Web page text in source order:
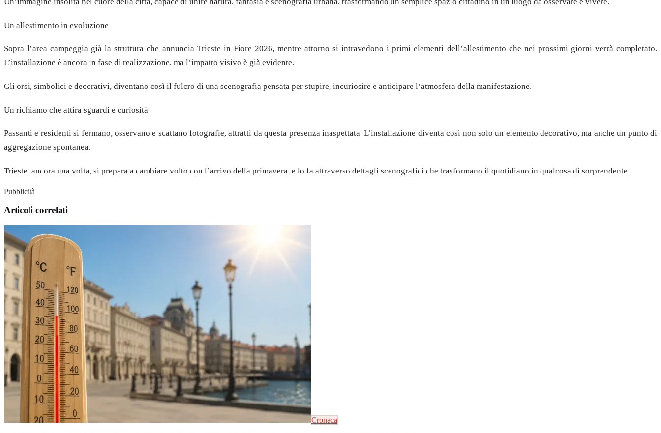
Un allestimento in evoluzione
Sopra l’area campeggia già la struttura che annuncia Trieste in Fiore 2026, mentre attorno si intravedono i primi elementi dell’allestimento che nei prossimi giorni verrà completato.
L’installazione è ancora in fase di realizzazione, ma l’impatto visivo è già evidente.
Gli orsi, simbolici e decorativi, diventano così il fulcro di una scenografia pensata per stupire, incuriosire e anticipare l’atmosfera della manifestazione.
Un richiamo che attira sguardi e curiosità
Passanti e residenti si fermano, osservano e scattano fotografie, attratti da questa presenza inaspettata. L’installazione diventa così non solo un elemento decorativo, ma anche un punto di
aggregazione spontanea.
Trieste, ancora una volta, si prepara a cambiare volto con l’arrivo della primavera, e lo fa attraverso dettagli scenografici che trasformano il quotidiano in qualcosa di sorprendente.
Pubblicità
Articoli correlati
Cronaca